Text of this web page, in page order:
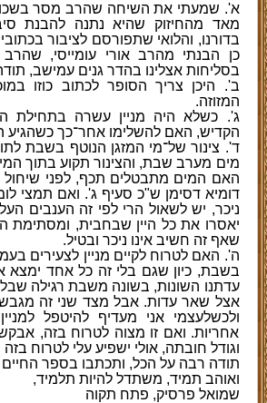
א'. שמעתי את השיחה שהרב מסר
מאד מהחיזוק שהיא נתנה להבנת
בדורנו, והלואי שתפורסם לציבור
כן הבנתי מהרב אורי עומייסי,
בסליחות אצלינו בהדר גנים עמישב,
ב'. היכן צריך הסופר לכתוב כוזו
המזוזה.
ג'. כשלא היה מניין עשרה בתחילת
הקדיש, האם להשלימו אחר־כך כשהגיע
ד'. צינור של־מי המזגן הנוטף בשבת
מים מערב שבת, והצינור תקוע בתוך
האם המים מתבטלים תכף, לפני שיחול
דומיא דסימן ש"כ סעיף ג'. ואם תמצי
ניכר, יש לשאול הרי לפי זה הענבים
יאסרו את כל היין שבחבית, ומסתימת
שאף זה חשיב אינו ניכר ובטיל.
ה'. האם לטרוח לקיים מניין לצעירים
בשבת, כיון שגם בלי זה כל אחד ימצא
עדתנו השונות, בשונה משבת רגילה
אצל שאר עדות. אבל מצד שני זה
ולכשלעצמי אני מעדיף להיטפל
אחריות. ואם זו מצוה לטרוח בזה,
וגודל חובתה, אולי ישפיע עלי לטרוח בזה
תודה רבה על הכל, ותכתבו בספר החיים
ואוהב תמיד, משתדל להיות תלמיד,
שמואל פרסיק, פתח תקוה